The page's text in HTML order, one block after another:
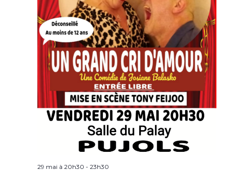
29 mai à 20h30 - 23h30